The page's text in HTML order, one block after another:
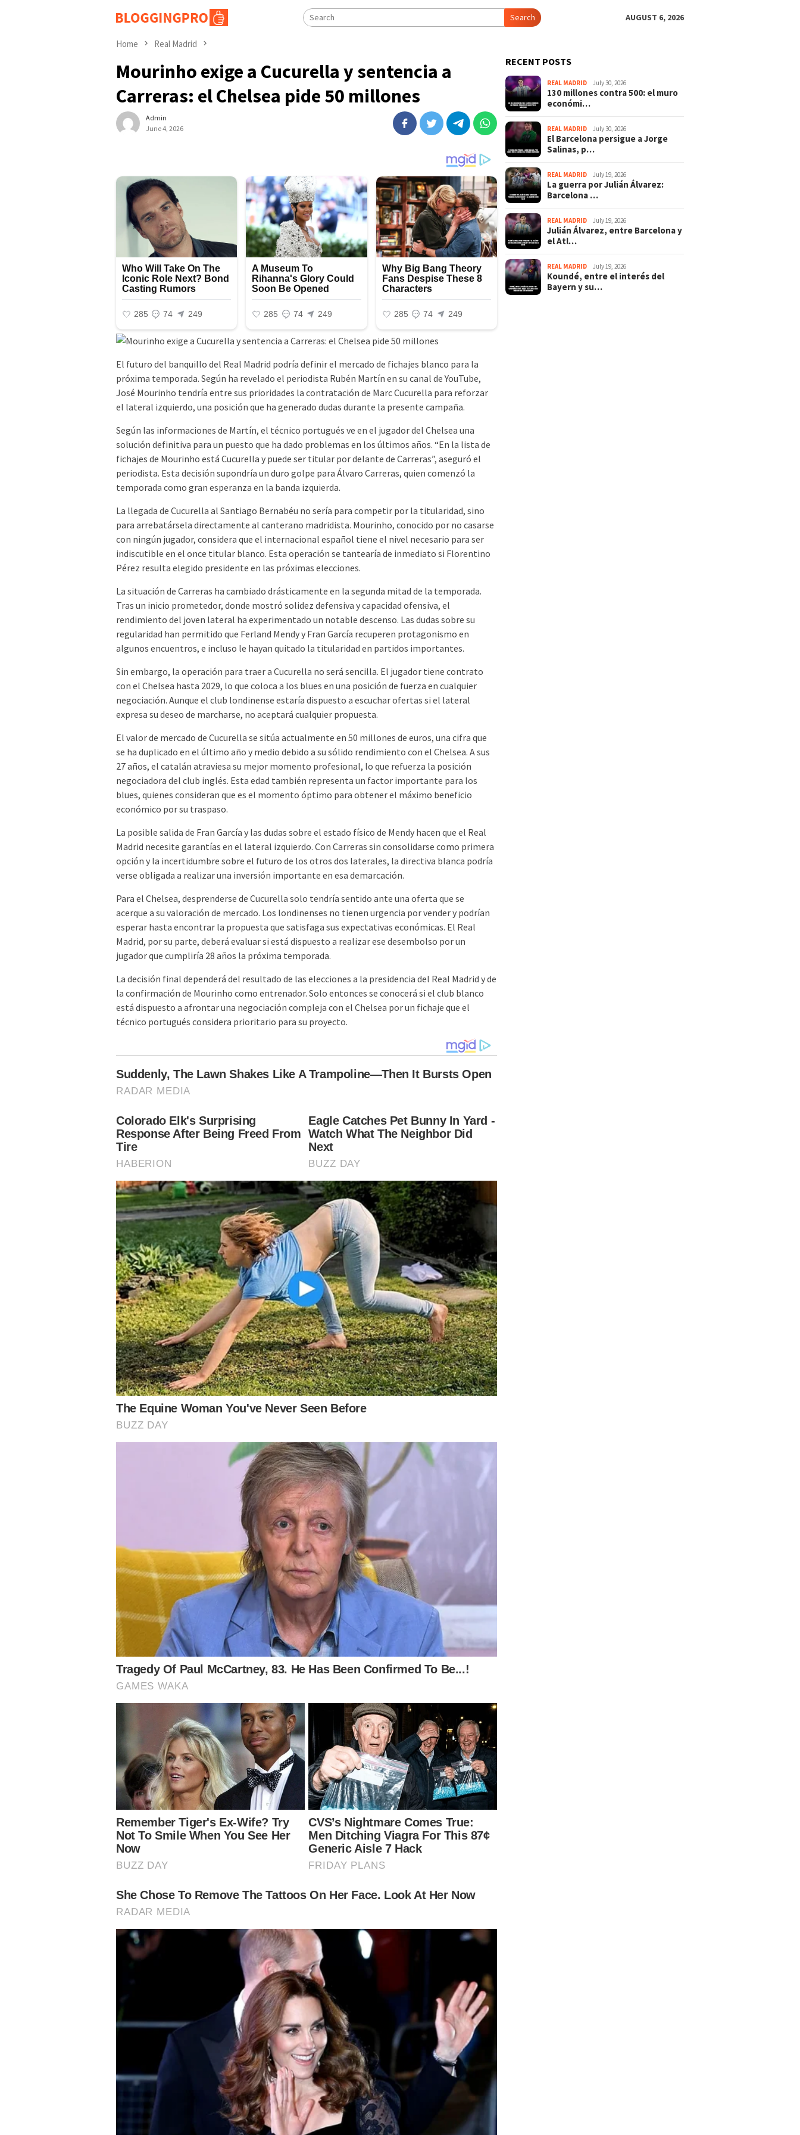
Search AUGUST 6, 2026
Home Real Madrid
Mourinho exige a Cucurella y sentencia a
Carreras: el Chelsea pide 50 millones
Admin
June 4, 2026
El futuro del banquillo del Real Madrid podría definir el mercado de fichajes blanco para la
próxima temporada. Según ha revelado el periodista Rubén Martín en su canal de YouTube,
José Mourinho tendría entre sus prioridades la contratación de Marc Cucurella para reforzar
el lateral izquierdo, una posición que ha generado dudas durante la presente campaña.
Según las informaciones de Martín, el técnico portugués ve en el jugador del Chelsea una
solución definitiva para un puesto que ha dado problemas en los últimos años. “En la lista de
fichajes de Mourinho está Cucurella y puede ser titular por delante de Carreras”, aseguró el
periodista. Esta decisión supondría un duro golpe para Álvaro Carreras, quien comenzó la
temporada como gran esperanza en la banda izquierda.
La llegada de Cucurella al Santiago Bernabéu no sería para competir por la titularidad, sino
para arrebatársela directamente al canterano madridista. Mourinho, conocido por no casarse
con ningún jugador, considera que el internacional español tiene el nivel necesario para ser
indiscutible en el once titular blanco. Esta operación se tantearía de inmediato si Florentino
Pérez resulta elegido presidente en las próximas elecciones.
La situación de Carreras ha cambiado drásticamente en la segunda mitad de la temporada.
Tras un inicio prometedor, donde mostró solidez defensiva y capacidad ofensiva, el
rendimiento del joven lateral ha experimentado un notable descenso. Las dudas sobre su
regularidad han permitido que Ferland Mendy y Fran García recuperen protagonismo en
algunos encuentros, e incluso le hayan quitado la titularidad en partidos importantes.
Sin embargo, la operación para traer a Cucurella no será sencilla. El jugador tiene contrato
con el Chelsea hasta 2029, lo que coloca a los blues en una posición de fuerza en cualquier
negociación. Aunque el club londinense estaría dispuesto a escuchar ofertas si el lateral
expresa su deseo de marcharse, no aceptará cualquier propuesta.
El valor de mercado de Cucurella se sitúa actualmente en 50 millones de euros, una cifra que
se ha duplicado en el último año y medio debido a su sólido rendimiento con el Chelsea. A sus
27 años, el catalán atraviesa su mejor momento profesional, lo que refuerza la posición
negociadora del club inglés. Esta edad también representa un factor importante para los
blues, quienes consideran que es el momento óptimo para obtener el máximo beneficio
económico por su traspaso.
La posible salida de Fran García y las dudas sobre el estado físico de Mendy hacen que el Real
Madrid necesite garantías en el lateral izquierdo. Con Carreras sin consolidarse como primera
opción y la incertidumbre sobre el futuro de los otros dos laterales, la directiva blanca podría
verse obligada a realizar una inversión importante en esa demarcación.
Para el Chelsea, desprenderse de Cucurella solo tendría sentido ante una oferta que se
acerque a su valoración de mercado. Los londinenses no tienen urgencia por vender y podrían
esperar hasta encontrar la propuesta que satisfaga sus expectativas económicas. El Real
Madrid, por su parte, deberá evaluar si está dispuesto a realizar ese desembolso por un
jugador que cumpliría 28 años la próxima temporada.
La decisión final dependerá del resultado de las elecciones a la presidencia del Real Madrid y de
la confirmación de Mourinho como entrenador. Solo entonces se conocerá si el club blanco
está dispuesto a afrontar una negociación compleja con el Chelsea por un fichaje que el
técnico portugués considera prioritario para su proyecto.
RECENT POSTS
REAL MADRID July 30, 2026
130 millones contra 500: el muro
económi…
REAL MADRID July 30, 2026
El Barcelona persigue a Jorge
Salinas, p…
REAL MADRID July 19, 2026
La guerra por Julián Álvarez:
Barcelona …
REAL MADRID July 19, 2026
Julián Álvarez, entre Barcelona y
el Atl…
REAL MADRID July 19, 2026
Koundé, entre el interés del
Bayern y su…